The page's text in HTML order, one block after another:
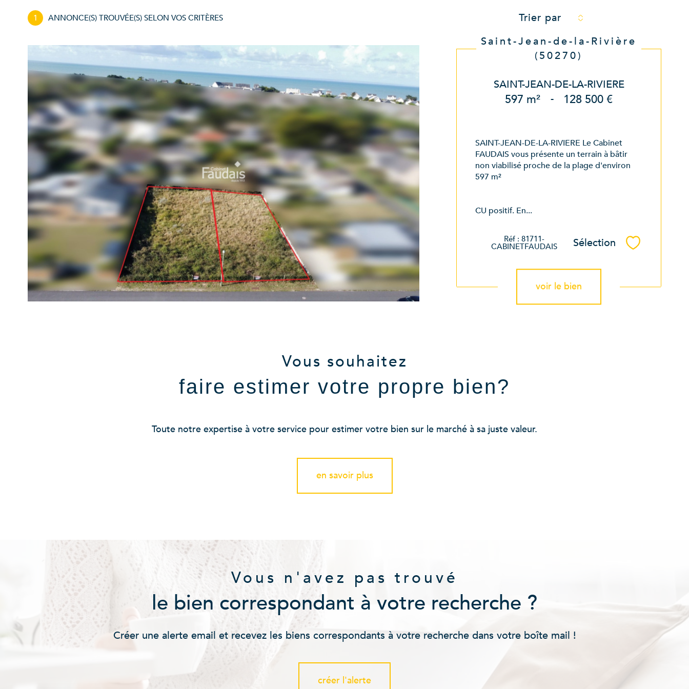
1 ANNONCE(S) TROUVÉE(S) SELON VOS CRITÈRES
Trier par
Saint-Jean-de-la-Rivière
(50270)
SAINT-JEAN-DE-LA-RIVIERE
597 m² - 128 500 €
SAINT-JEAN-DE-LA-RIVIERE Le Cabinet
FAUDAIS vous présente un terrain à bâtir
non viabilisé proche de la plage d'environ
597 m²
CU positif. En...
Réf : 81711-
CABINETFAUDAIS Sélection Sélectionner
voir le bien
Vous souhaitez
faire estimer votre propre bien?
Toute notre expertise à votre service pour estimer votre bien sur le marché à sa juste valeur.
en savoir plus
Vous n'avez pas trouvé
le bien correspondant à votre recherche ?
Créer une alerte email et recevez les biens correspondants à votre recherche dans votre boîte mail !
créer l'alerte